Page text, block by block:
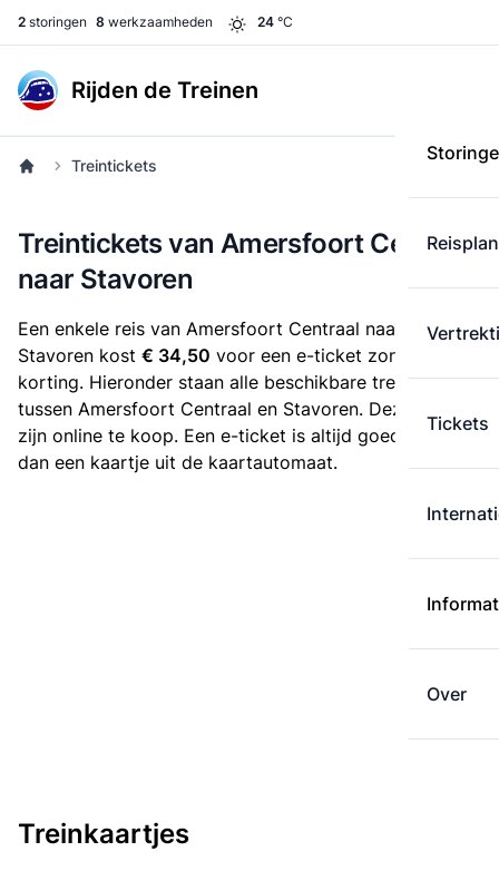
2 storingen 8 werkzaamheden 24 °C
Rijden de Treinen
Tickets
Over
Treintickets
Treintickets van Amersfoort Centraal
naar Stavoren
Een enkele reis van Amersfoort Centraal naar
Stavoren kost € 34,50 voor een e-ticket zonder
korting. Hieronder staan alle beschikbare treintickets
tussen Amersfoort Centraal en Stavoren. Deze tickets
zijn online te koop. Een e-ticket is altijd goedkoper
dan een kaartje uit de kaartautomaat.
Treinkaartjes